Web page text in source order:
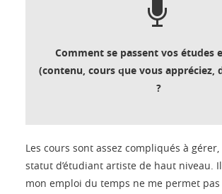
Comment se passent vos études
(contenu, cours que vous appréciez,
?
Les cours sont assez compliqués à
statut d’étudiant artiste de haut niveau.
mon emploi du temps ne me permet